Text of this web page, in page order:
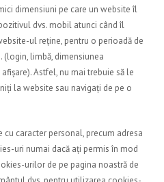
dimensiuni pe care un website îl
dvs. mobil atunci când îl
ul reține, pentru o perioadă de
(login, limbă, dimensiunea
Astfel, nu mai trebuie să le
la website sau navigați de pe o
caracter personal, precum adresa
uri numai dacă ați permis în mod
urilor de pe pagina noastră de